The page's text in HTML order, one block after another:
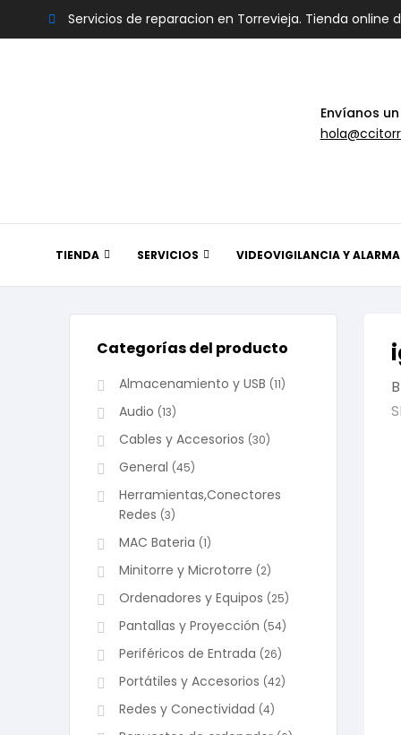
Servicios de reparacion en Torrevieja. Tienda online
Envíanos
TIENDA SERVICIOS VIDEOVIGILANCIA Y
Categorías del producto
Almacenamiento y USB (11)
Audio (13)
Cables y Accesorios (30)
General (45)
Herramientas,Conectores
Redes (3)
MAC Bateria (1)
Minitorre y Microtorre (2)
Ordenadores y Equipos (25)
Pantallas y Proyección (54)
Periféricos de Entrada (26)
Portátiles y Accesorios (42)
Redes y Conectividad (4)